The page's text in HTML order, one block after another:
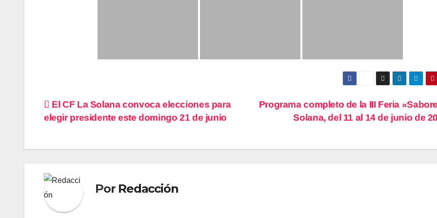
Navegación
de
entradas
Programa completo de la III Feria
Solana, del 11 al 14 de junio de
El CF La Solana convoca elecciones para
elegir presidente este domingo 21 de junio
Por Redacción